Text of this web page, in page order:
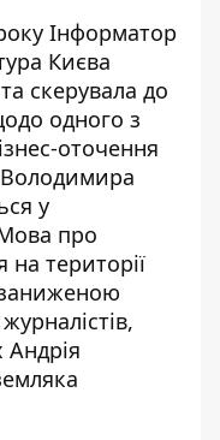
Інформатор
Києва
скерувала до
одного з
оточення
у
про
території
Андрія